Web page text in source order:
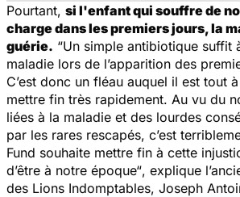
Pourtant, si l'enfant qui souffre de
charge dans les premiers jours, la
guérie. “Un simple antibiotique suffit
maladie lors de l’apparition des
C’est donc un fléau auquel il est tout
mettre fin très rapidement. Au vu du
liées à la maladie et des lourdes
par les rares rescapés, c’est
Fund souhaite mettre fin à cette
d’être à notre époque“, explique
des Lions Indomptables, Joseph